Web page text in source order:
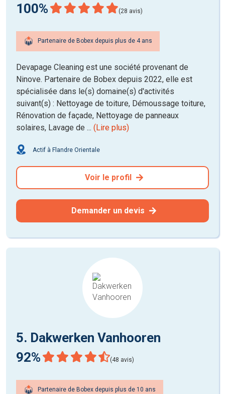
100%
(28 avis)
Partenaire de Bobex depuis plus de 4 ans
Devapage Cleaning est une société provenant de
Ninove. Partenaire de Bobex depuis 2022, elle est
spécialisée dans le(s) domaine(s) d'activités
suivant(s) : Nettoyage de toiture, Démoussage toiture,
Rénovation de façade, Nettoyage de panneaux
solaires, Lavage de ... (Lire plus)
Actif à Flandre Orientale
Voir le profil
Demander un devis
5. Dakwerken Vanhooren
92%
(48 avis)
Partenaire de Bobex depuis plus de 10 ans